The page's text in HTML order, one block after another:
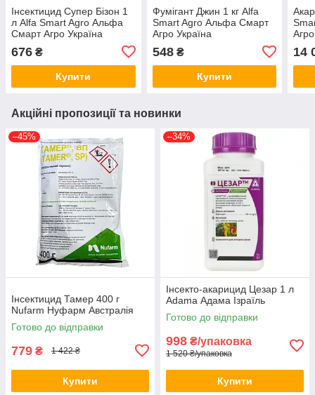
Інсектицид Супер Бізон 1
л Alfa Smart Agro Альфа
Смарт Агро Україна
676 ₴
Купити
Фумігант Джин 1 кг Alfa
Smart Agro Альфа Смарт
Агро Україна
548₴
Купити
14
Акційні пропозиції та новинки
–45%
Інсектицид Тамер 400 г
Nufarm Нуфарм Австралія
Готово до відправки
779 ₴ 1 422 ₴
Купити
–34%
Інсекто-акарицид Цезар 1 л
Adama Адама Ізраїль
Готово до відправки
998 ₴/упаковка
1 520 ₴/упаковка
Купити